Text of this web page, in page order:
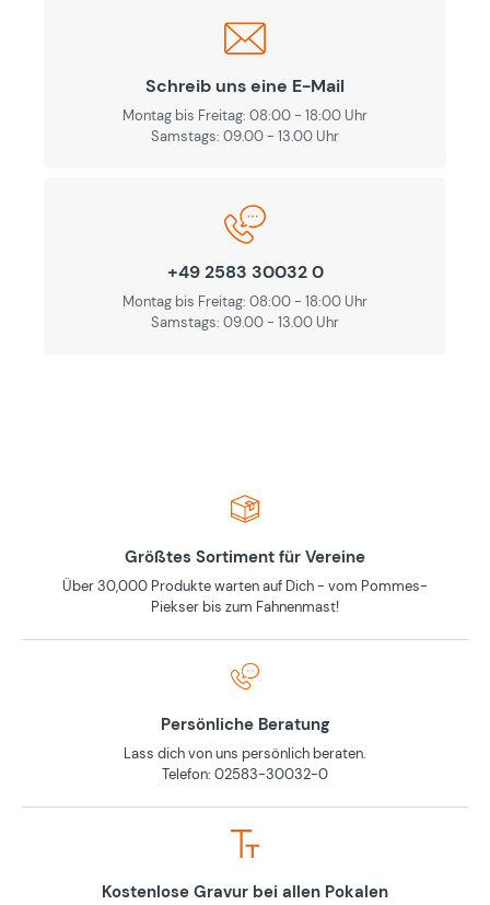
Schreib uns eine E-Mail
Montag bis Freitag: 08:00 - 18:00 Uhr
Samstags: 09.00 - 13.00 Uhr
+49 2583 30032 0
Montag bis Freitag: 08:00 - 18:00 Uhr
Samstags: 09.00 - 13.00 Uhr
Größtes Sortiment für Vereine
Über 30,000 Produkte warten auf Dich - vom Pommes-
Piekser bis zum Fahnenmast!
Persönliche Beratung
Lass dich von uns persönlich beraten.
Telefon: 02583-30032-0
Kostenlose Gravur bei allen Pokalen